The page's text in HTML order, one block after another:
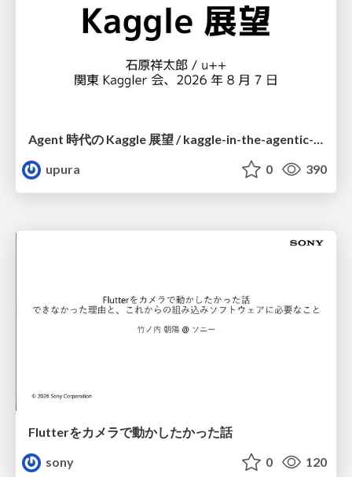
Agent 時代の Kaggle 展望 / kaggle-in-the-agentic-era
upura
0 390
Flutterをカメラで動かしたかった話
sony
0 120